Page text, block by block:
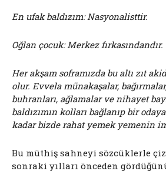
En ufak baldızım: Nasyonalisttir.
Oğlan çocuk: Merkez fırkasındandır.
Her akşam soframızda bu altı zıt
olur. Evvela münakaşalar,
buhranları, ağlamalar ve nihayet
baldızımın kolları bağlanıp bir
kadar bizde rahat yemek yemenin
Bu müthiş sahneyi sözcüklerle
sonraki yılları önceden